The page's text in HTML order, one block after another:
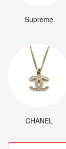
Supreme
CHANEL